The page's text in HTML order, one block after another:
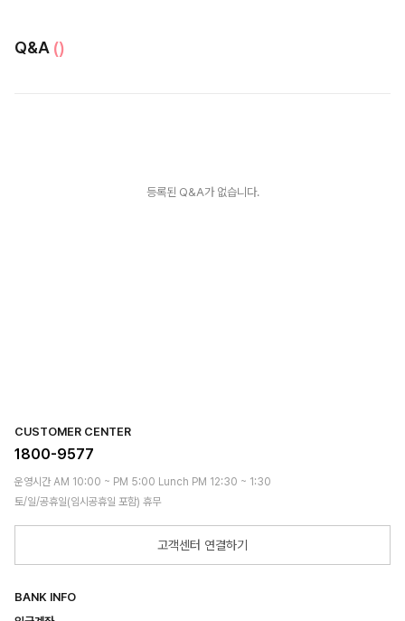
Q&A ()
등록된 Q&A가 없습니다.
CUSTOMER CENTER
1800-9577
운영시간 AM 10:00 ~ PM 5:00 Lunch PM 12:30 ~ 1:30
토/일/공휴일(임시공휴일 포함) 휴무
고객센터 연결하기
BANK INFO